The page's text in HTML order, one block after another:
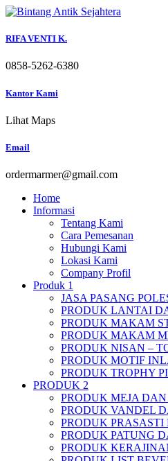
Skip
content
RIFA VENTI K.
0858-5262-6380
Kantor Kami
Lihat Maps
Email
ordermarmer@gmail.com
Home
Informasi
Tentang Kami
Cara Pemesanan
Hubungi Kami
Lokasi Kami
Company Profil
Produk 1
JASA PASANG
PRODUK LANTAI
PRODUK MAKAM
PRODUK MAKAM
PRODUK NISAN –
PRODUK MOTIF
PRODUK TROPHY
PRODUK 2
PRODUK MEJA
PRODUK VANDEL
PRODUK
PRODUK PATUNG
PRODUK